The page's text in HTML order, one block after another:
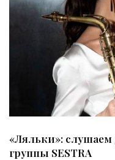
«Ляльки»: слушаем
группы SESTRA